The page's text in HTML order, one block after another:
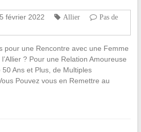
5 février 2022 Allier
Pas de
pour une Rencontre avec une Femme
? Pour une Relation Amoureuse
Ans et Plus, de Multiples
Pouvez vous en Remettre au